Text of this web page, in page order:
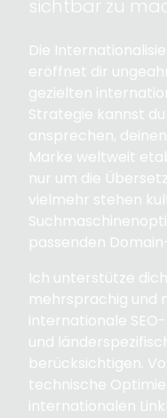
sichtbar zu
Die
eröffnet dir
gezielten
Strategie kannst
ansprechen,
Marke weltweit
nur um die
vielmehr stehen
passenden
Ich unterstütze
mehrsprachig und
internationale
und
berücksichtigen.
technische
internationalen